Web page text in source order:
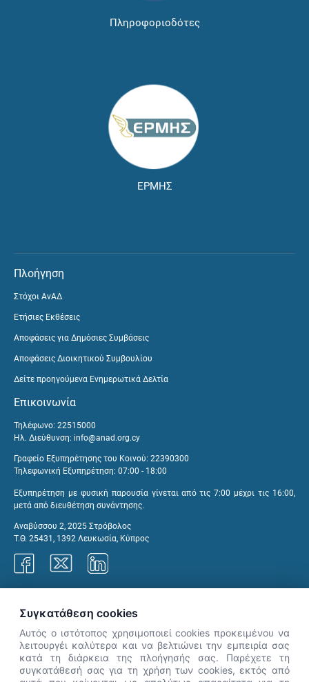
Πληροφοριοδότες
ΕΡΜΗΣ
Πλοήγηση
Στόχοι ΑνΑΔ
Ετήσιες Εκθέσεις
Αποφάσεις για Δημόσιες Συμβάσεις
Αποφάσεις Διοικητικού Συμβουλίου
Δείτε προηγούμενα Ενημερωτικά Δελτία
Επικοινωνία
Τηλέφωνο: 22515000
Ηλ. Διεύθυνση: info@anad.org.cy
Γραφείο Εξυπηρέτησης του Κοινού: 22390300
Τηλεφωνική Εξυπηρέτηση: 07:00 - 18:00
Εξυπηρέτηση με φυσική παρουσία γίνεται από τις 7:00 μέχρι τις 16:00,
μετά από διευθέτηση συνάντησης.
Αναβύσσου 2, 2025 Στρόβολος
Τ.Θ. 25431, 1392 Λευκωσία, Κύπρος
👋 Καλώς ήρθες! Είμαι η Νόησις.
Συγκατάθεση cookies
Αυτός ο ιστότοπος χρησιμοποιεί cookies προκειμένου να
λειτουργέι καλύτερα και να βελτιώνει την εμπειρία σας
κατά τη διάρκεια της πλοήγησής σας. Παρέχετε τη
συγκατάθεσή σας για τη χρήση των cookies, εκτός από